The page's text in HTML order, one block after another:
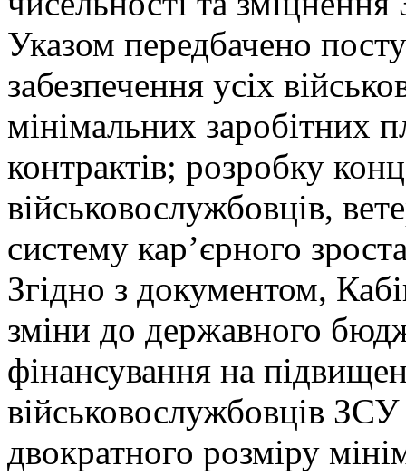
Указом передбачено
забезпечення усіх
мінімальних заробітних
контрактів; розробку
військовослужбовців,
систему кар’єрного
Згідно з документом,
зміни до державного
фінансування на
військовослужбовців
двократного розміру